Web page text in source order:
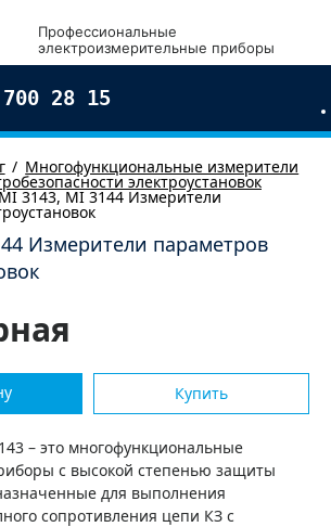
Профессиональные
электроизмерительные приборы
28 15
Многофункциональные измерители
электроустановок
3143, MI 3144 Измерители
Измерители параметров
Купить
– это многофункциональные
с высокой степенью защиты
для выполнения
сопротивления цепи КЗ с